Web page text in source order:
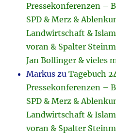
Pressekonferenzen –
SPD & Merz &
Landwirtschaft &
voran & Spalter
Jan Bollinger & vieles
Markus zuTagebuch
Pressekonferenzen –
SPD & Merz &
Landwirtschaft &
voran & Spalter